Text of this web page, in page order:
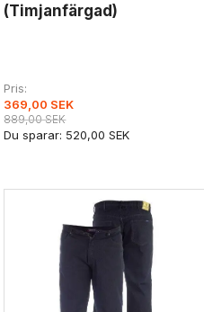
(Timjanfärgad)
Pris
369,00 SEK
889,00 SEK
Du sparar: 520,00 SEK